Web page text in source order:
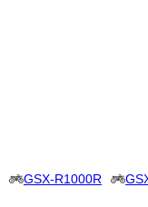
GSX-R1000R